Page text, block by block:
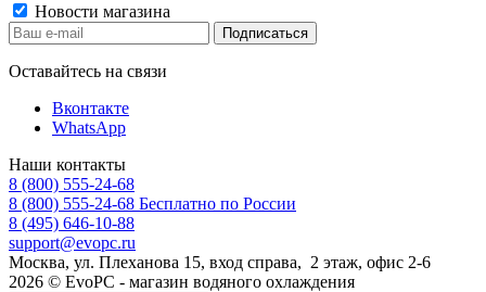
Новости магазина
Оставайтесь на связи
Вконтакте
WhatsApp
Наши контакты
8 (800) 555-24-68
8 (800) 555-24-68 Бесплатно по России
8 (495) 646-10-88
support@evopc.ru
Москва, ул. Плеханова 15, вход справа, 2 этаж, офис 2-6
2026 © EvoPC - магазин водяного охлаждения